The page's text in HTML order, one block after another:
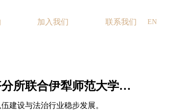
加入我们 联系我们 EN
诚公乌鲁木齐分所联合伊犁师范大学法律培训圆满结束
建设与法治行业稳步发展。